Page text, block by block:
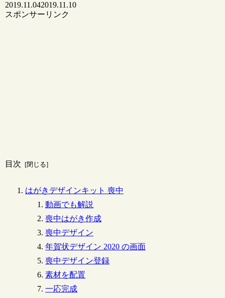
2019.11.042019.11.10
スポンサーリンク
目次
はがきデザインキット 喪中
動画でも解説
喪中はがき作成
喪中デザイン
年賀状デザイン 2020 の画面
喪中デザイン登録
素材を配置
一応完成